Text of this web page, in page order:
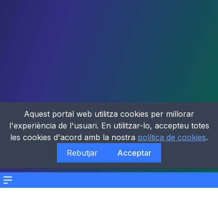
Menu
Aquest portal web utilitza cookies per millorar
l'experiència de l'usuari. En utilitzar-lo, accepteu totes
les cookies d'acord amb la nostra política de cookies.
Rebutjar
Acceptar